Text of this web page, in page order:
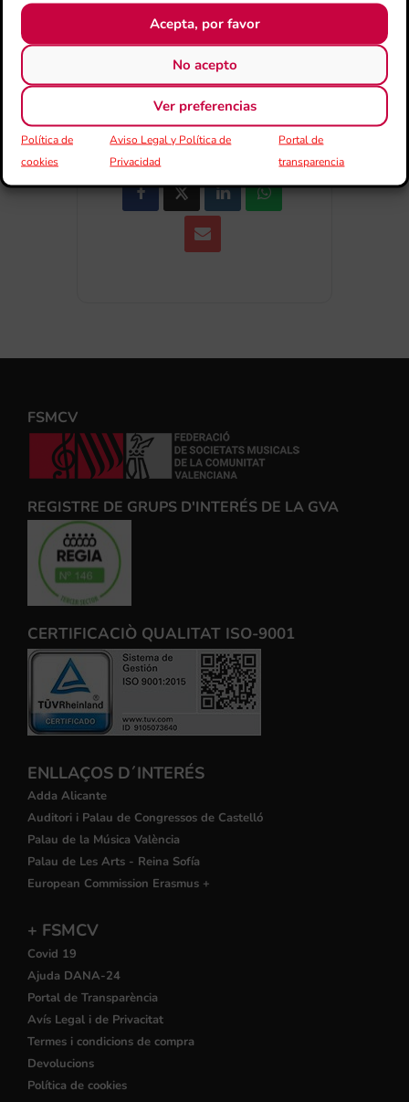
Acepta, por favor
No acepto
Ver preferencias
Política de
cookies
Aviso Legal y Política de
Privacidad
Portal de
transparencia
COMPARTIR
ESDEVENIMENT
FSMCV
REGISTRE DE GRUPS D'INTERÉS DE LA GVA
CERTIFICACIÒ QUALITAT ISO-9001
ENLLAÇOS D´INTERÉS
Adda Alicante
Auditori i Palau de Congressos de Castelló
Palau de la Música València
Palau de Les Arts - Reina Sofía
European Commission Erasmus +
+ FSMCV
Covid 19
Ajuda DANA-24
Portal de Transparència
Avís Legal i de Privacitat
Termes i condicions de compra
Devolucions
Política de cookies